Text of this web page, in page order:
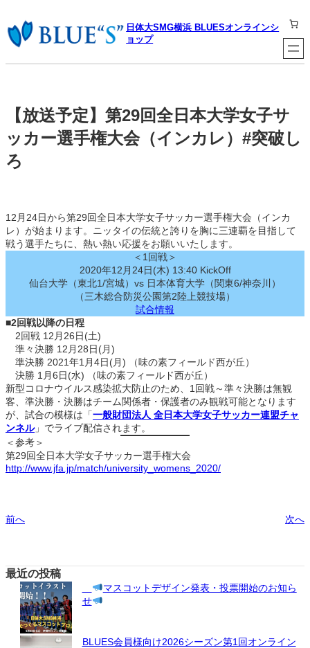
容
を
キ
日体大SMG横浜 BLUESオンラインシ
ョップ
【放送予定】第29回全日本大学女子サ
ッカー選手権大会（インカレ）#突破し
ろ
12月24日から第29回全日本大学女子サッカー選手権大会（インカ
レ）が始まります。ニッタイの伝統と誇りを胸に三連覇を目指して
戦う選手たちに、熱い熱い応援をお願いいたします。
＜1回戦＞
2020年12月24日(木) 13:40 KickOff
仙台大学（東北1/宮城）vs 日本体育大学（関東6/神奈川）
（三木総合防災公園第2陸上競技場）
試合情報
■2回戦以降の日程
2回戦 12月26日(土)
準々決勝 12月28日(月)
準決勝 2021年1月4日(月) （味の素フィールド西が丘）
決勝 1月6日(水) （味の素フィールド西が丘）
新型コロナウイルス感染拡大防止のため、1回戦～準々決勝は無観
客、準決勝・決勝はチーム関係者・保護者のみ観戦可能となります
が、試合の模様は「一般財団法人 全日本大学女子サッカー連盟チャ
ンネル」でライブ配信されます。
＜参考＞
第29回全日本大学女子サッカー選手権大会
http://www.jfa.jp/match/university_womens_2020/
前へ 次へ
最近の投稿
マスコットデザイン発表・投票開始のお知ら
せ
BLUES会員様向け2026シーズン第1回オンライン